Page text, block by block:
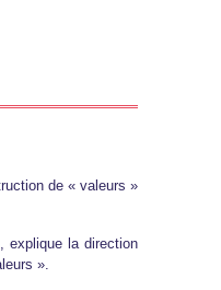
de « valeurs »
explique la direction
».